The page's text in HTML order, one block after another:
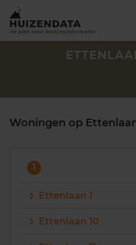
Woningen op
1
Ettenlaan 1
Ettenlaan 10